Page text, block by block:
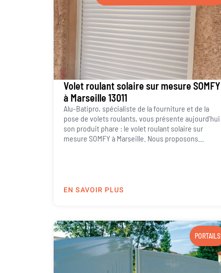
Volet roulant solaire sur mesure SOMFY
à Marseille 13011
Alu-Batipro, spécialiste de la fourniture et de la
pose de volets roulants, vous présente aujourd’hui
son produit phare : le volet roulant solaire sur
mesure SOMFY à Marseille. Nous proposons...
EN SAVOIR PLUS
PORTAILS